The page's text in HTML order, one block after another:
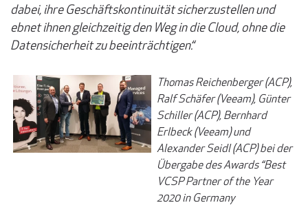
dabei, ihre Geschäftskontinuität sicherzustellen und
ebnet ihnen gleichzeitig den Weg in die Cloud, ohne die
Datensicherheit zu beeinträchtigen.“
Thomas Reichenberger (ACP),
Ralf Schäfer (Veeam), Günter
Schiller (ACP), Bernhard
Erlbeck (Veeam) und
Alexander Seidl (ACP) bei der
Übergabe des Awards “Best
VCSP Partner of the Year
2020 in Germany